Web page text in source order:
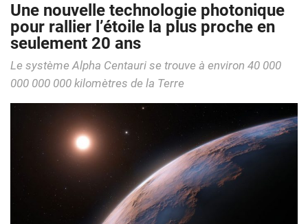
Une nouvelle technologie photonique
pour rallier l’étoile la plus proche en
seulement 20 ans
Le système Alpha Centauri se trouve à environ 40 000
000 000 000 kilomètres de la Terre